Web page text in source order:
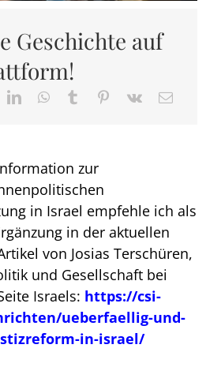
Geschichte auf
zur
in Israel empfehle ich als
in der aktuellen
von Josias Terschüren,
und Gesellschaft bei
Israels: https://csi-
ueberfaellig-und-
in-israel/